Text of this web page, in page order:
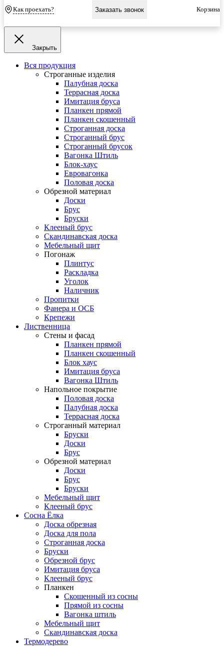
Как проехать? Заказать звонок Корзина
Закрыть
Вся продукция
Строганные изделия
Палубная доска
Террасная доска
Имитация бруса
Планкен прямой
Планкен скошенный
Строганная доска
Строганный брус
Строганный брусок
Вагонка Штиль
Блок-хаус
Евровагонка
Половая доска
Обрезной материал
Доски
Брус
Бруски
Клееный брус
Скандинавская доска
Мебельный щит
Погонаж
Плинтус
Раскладка
Уголок
Наличник
Пропитки
Фанера и ОСБ
Крепежи
Лиственница
Стены и фасад
Планкен прямой
Планкен скошенный
Блок хаус
Имитация бруса
Вагонка Штиль
Напольное покрытие
Половая доска
Палубная доска
Террасная доска
Строганный материал
Бруски
Доски
Брус
Обрезной материал
Доски
Брус
Бруски
Мебельный щит
Клееный брус
Сосна Ёлка
Доска обрезная
Доска для пола
Строганная доска
Бруски
Обрезной брус
Имитация бруса
Клееный брус
Планкен
Скошенный из сосны
Прямой из сосны
Вагонка штиль
Мебельный щит
Скандинавская доска
Термодерево